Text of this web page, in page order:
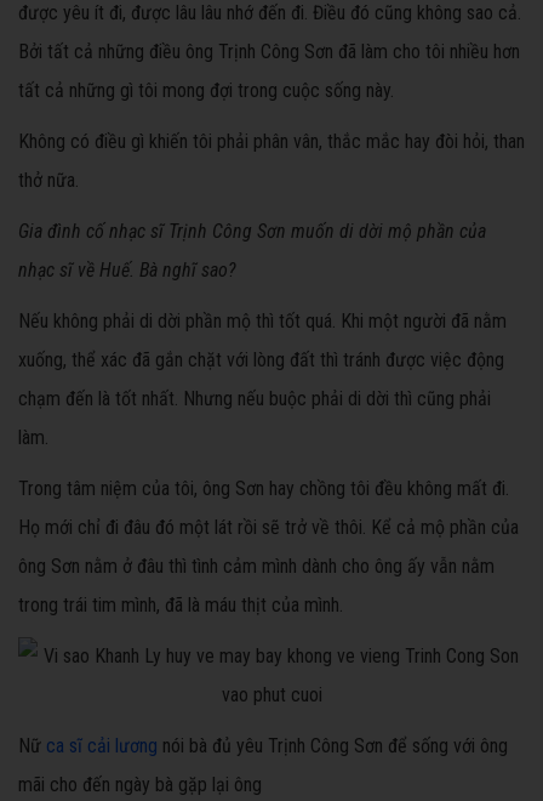
được yêu ít đi, được lâu lâu nhớ đến đi. Điều đó cũng không sao cả.
Bởi tất cả những điều ông Trịnh Công Sơn đã làm cho tôi nhiều hơn
tất cả những gì tôi mong đợi trong cuộc sống này.
Không có điều gì khiến tôi phải phân vân, thắc mắc hay đòi hỏi, than
thở nữa.
Gia đình cố nhạc sĩ Trịnh Công Sơn muốn di dời mộ phần của
nhạc sĩ về Huế. Bà nghĩ sao?
Nếu không phải di dời phần mộ thì tốt quá. Khi một người đã nằm
xuống, thể xác đã gắn chặt với lòng đất thì tránh được việc động
chạm đến là tốt nhất. Nhưng nếu buộc phải di dời thì cũng phải
làm.
Trong tâm niệm của tôi, ông Sơn hay chồng tôi đều không mất đi.
Họ mới chỉ đi đâu đó một lát rồi sẽ trở về thôi. Kể cả mộ phần của
ông Sơn nằm ở đâu thì tình cảm mình dành cho ông ấy vẫn nằm
trong trái tim mình, đã là máu thịt của mình.
Nữ ca sĩ cải lương nói bà đủ yêu Trịnh Công Sơn để sống với ông
mãi cho đến ngày bà gặp lại ông